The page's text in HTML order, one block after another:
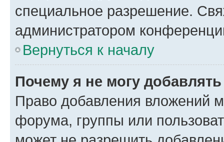
специальное разрешение.
администратором
Вернуться к началу
Почему я не могу
Право добавления вложений
форума, группы или